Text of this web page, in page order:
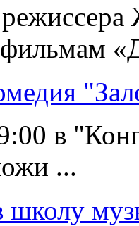
в
...
школу